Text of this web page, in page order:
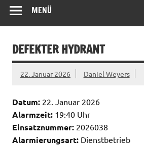
MENÜ
DEFEKTER HYDRANT
22. Januar 2026 Daniel Weyers
Datum: 22. Januar 2026
Alarmzeit: 19:40 Uhr
Einsatznummer: 2026038
Alarmierungsart: Dienstbetrieb